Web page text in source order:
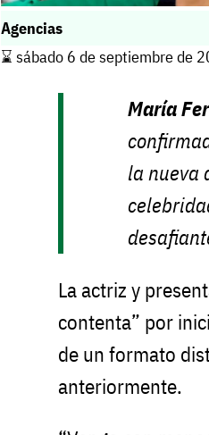
Agencias
⌛️ sábado 6 de septiembre de
María
la nueva
La actriz y
contenta” por
de un formato
anteriormente.